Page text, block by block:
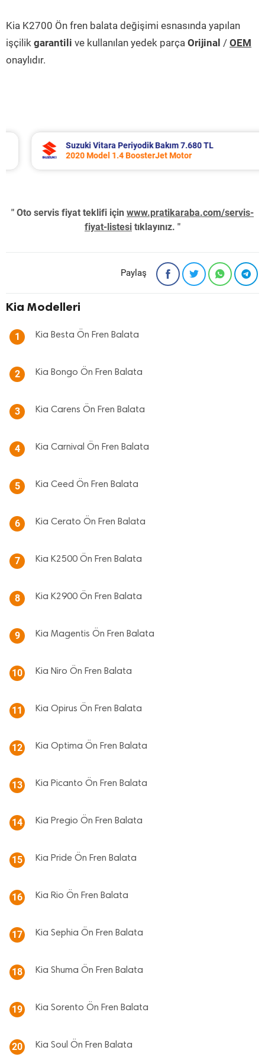
Kia K2700 Ön fren balata değişimi esnasında yapılan
işçilik garantili ve kullanılan yedek parça Orijinal / OEM
onaylıdır.
Suzuki Vitara Periyodik Bakım 7.680 TL
2020 Model 1.4 BoosterJet Motor
" Oto servis fiyat teklifi için www.pratikaraba.com/servis-
fiyat-listesi tıklayınız. "
Paylaş
Kia Modelleri
1 Kia Besta Ön Fren Balata
2 Kia Bongo Ön Fren Balata
3 Kia Carens Ön Fren Balata
4 Kia Carnival Ön Fren Balata
5 Kia Ceed Ön Fren Balata
6 Kia Cerato Ön Fren Balata
7 Kia K2500 Ön Fren Balata
8 Kia K2900 Ön Fren Balata
9 Kia Magentis Ön Fren Balata
10 Kia Niro Ön Fren Balata
11 Kia Opirus Ön Fren Balata
12 Kia Optima Ön Fren Balata
13 Kia Picanto Ön Fren Balata
14 Kia Pregio Ön Fren Balata
15 Kia Pride Ön Fren Balata
16 Kia Rio Ön Fren Balata
17 Kia Sephia Ön Fren Balata
18 Kia Shuma Ön Fren Balata
19 Kia Sorento Ön Fren Balata
20 Kia Soul Ön Fren Balata